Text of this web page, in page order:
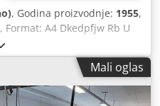
, Godina proizvodnje: 1955,
, Format: A4 Dkedpfjw Rb U
Mali oglas